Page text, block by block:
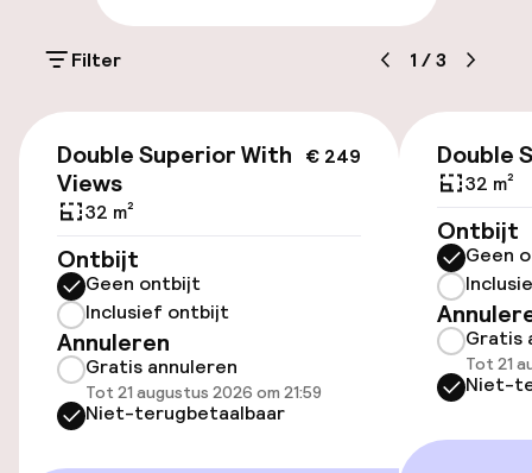
Parkeergelegenheid op eigen terrein
(buiten)
Openbaar parkeren
Toegankelijkheid
Overal rolstoeltoegankelijk
Lift
Zwemmen & wellness
Filter 1 /3
€ 249
Double Superior With
Views
32 m²
Ontbijt
Geen ontbijt
Inclusief ontbijt
Annuleren
Gratis annuleren
Tot 21 augustus 2026 om 21:59
Niet-terugbetaalbaar
Double
32 m²
Ontbijt
Geen
Gratis
Tot 21
Niet-